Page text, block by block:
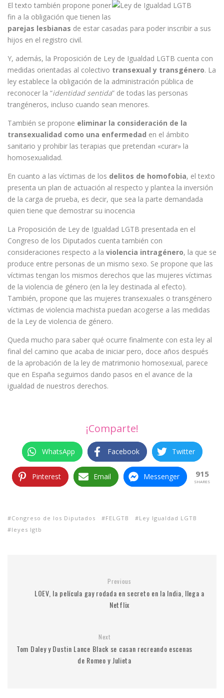
El texto también propone poner
fin a la obligación que tienen las
parejas lesbianas de estar casadas para poder inscribir a sus
hijos en el registro civil.
Y, además, la Proposición de Ley de Igualdad LGTB cuenta con
medidas orientadas al colectivo transexual y transgénero. La
ley establece la obligación de la administración pública de
reconocer la “identidad sentida” de todas las personas
trangéneros, incluso cuando sean menores.
También se propone eliminar la consideración de la
transexualidad como una enfermedad en el ámbito
sanitario y prohibir las terapias que pretendan «curar» la
homosexualidad.
En cuanto a las víctimas de los delitos de homofobia, el texto
presenta un plan de actuación al respecto y plantea la inversión
de la carga de prueba, es decir, que sea la parte demandada
quien tiene que demostrar su inocencia
La Proposición de Ley de Igualdad LGTB presentada en el
Congreso de los Diputados cuenta también con
consideraciones respecto a la violencia intragénero, la que se
produce entre personas de un mismo sexo. Se propone que las
víctimas tengan los mismos derechos que las mujeres víctimas
de la violencia de género (en la ley destinada al efecto).
También, propone que las mujeres transexuales o transgénero
víctimas de violencia machista puedan acogerse a las medidas
de la Ley de violencia de género.
Queda mucho para saber qué ocurre finalmente con esta ley al
final del camino que acaba de iniciar pero, doce años después
de la aprobación de la ley de matrimonio homosexual, parece
que en España seguimos dando pasos en el avance de la
igualdad de nuestros derechos.
¡Comparte!
WhatsApp Facebook Twitter
Pinterest Email Messenger 915
SHARES
Congreso de los Diputados FELGTB
Ley Igualdad LGTB
leyes lgtb
Previous
LOEV, la película gay rodada en secreto en la India, llega a
Netflix
Next
Tom Daley y Dustin Lance Black se casan recreando escenas
de Romeo y Julieta